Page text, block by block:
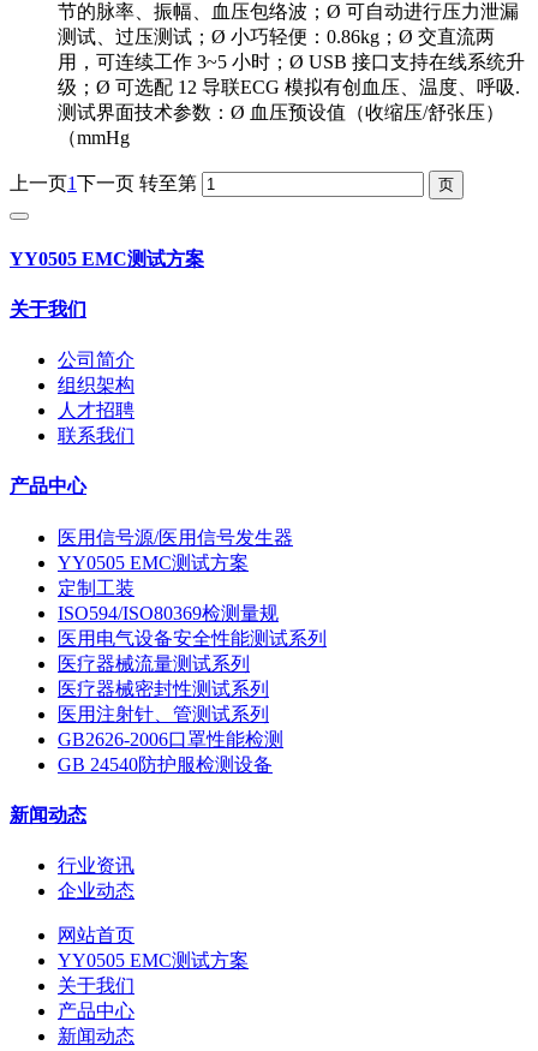
节的脉率、振幅、血压包络波；Ø 可自动进行压力泄漏
测试、过压测试；Ø 小巧轻便：0.86kg；Ø 交直流两
用，可连续工作 3~5 小时；Ø USB 接口支持在线系统升
级；Ø 可选配 12 导联ECG 模拟有创血压、温度、呼吸.
测试界面技术参数：Ø 血压预设值（收缩压/舒张压）
（mmHg
上一页1下一页 转至第
YY0505 EMC测试方案
关于我们
公司简介
组织架构
人才招聘
联系我们
产品中心
医用信号源/医用信号发生器
YY0505 EMC测试方案
定制工装
ISO594/ISO80369检测量规
医用电气设备安全性能测试系列
医疗器械流量测试系列
医疗器械密封性测试系列
医用注射针、管测试系列
GB2626-2006口罩性能检测
GB 24540防护服检测设备
新闻动态
行业资讯
企业动态
网站首页
YY0505 EMC测试方案
关于我们
产品中心
新闻动态